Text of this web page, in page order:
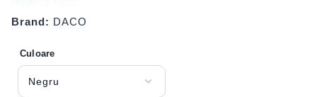
Brand: DACO
Culoare